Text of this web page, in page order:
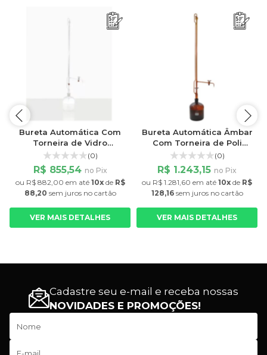
Bureta Automática Com
Torneira de Vidro
Capacidade 25ml -
Graduação: 1/10
(0)
R$ 855,54 no Pix
ou R$ 882,00 em até 10xde R$
88,20 sem jurosno cartão
VER MAIS DETALHES
Bureta Automática Âmbar
Com Torneira de Poli
Capacidade: 50ml -
Graduação: 1/10
(0)
R$ 1.243,15 no Pix
ou R$ 1.281,60 em até 10x de R$
128,16 sem jurosno cartão
VER MAIS DETALHES
Cadastre seu e-mail e receba nossas
NOVIDADES E PROMOÇÕES!